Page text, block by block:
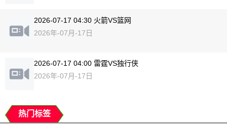
2026-07-17 04:30 火箭VS篮网
2026年-07月-17日
2026-07-17 04:00 雷霆VS独行侠
2026年-07月-17日
热门标签